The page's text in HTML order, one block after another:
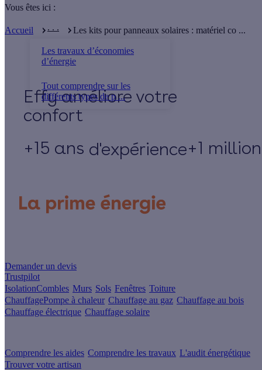
Vous êtes ici :
Accueil . . .
Les travaux d’économies
d’énergie
Tout comprendre sur les
différents types de p ...
Les kits pour panneaux solaires : matériel co ...
Effy
+15 ans d'expérience+1
Demander un devis
Trustpilot
IsolationCombles Murs Sols Fenêtres Toiture
ChauffagePompe à chaleur Chauffage au gaz Chauffage au bois
Chauffage électrique Chauffage solaire
Comprendre les aides Comprendre les travaux L'audit énergétique
Trouver votre artisan